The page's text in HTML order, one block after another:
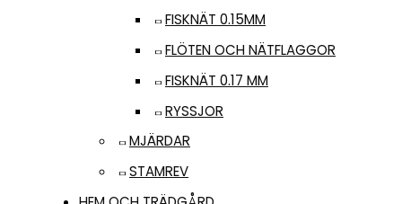
FISKNÄT 0.15MM
FLÖTEN OCH NÄTFLAGGOR
FISKNÄT 0.17 MM
RYSSJOR
MJÄRDAR
STAMREV